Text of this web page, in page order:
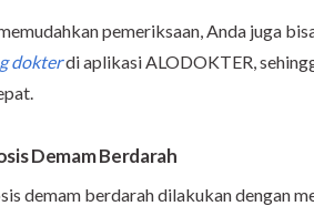
pemeriksaan, Anda juga
dokterdi aplikasi ALODOKTER,
Demam Berdarah
demam berdarah dilakukan dengan